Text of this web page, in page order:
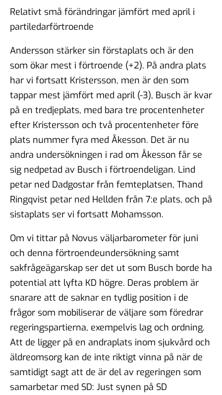
Relativt små förändringar jämfört med april i
partiledarförtroende
Andersson stärker sin förstaplats och är den
som ökar mest i förtroende (+2). På andra plats
har vi fortsatt Kristersson, men är den som
tappar mest jämfört med april (-3), Busch är kvar
på en tredjeplats, med bara tre procentenheter
efter Kristersson och två procentenheter före
plats nummer fyra med Åkesson. Det är nu
andra undersökningen i rad om Åkesson får se
sig nedpetad av Busch i förtroendeligan. Lind
petar ned Dadgostar från femteplatsen, Thand
Ringqvist petar ned Hellden från 7:e plats, och på
sistaplats ser vi fortsatt Mohamsson.
Om vi tittar på Novus väljarbarometer för juni
och denna förtroendeundersökning samt
sakfrågeägarskap ser det ut som Busch borde ha
potential att lyfta KD högre. Deras problem är
snarare att de saknar en tydlig position i de
frågor som mobiliserar de väljare som föredrar
regeringspartierna, exempelvis lag och ordning.
Att de ligger på en andraplats inom sjukvård och
äldreomsorg kan de inte riktigt vinna på när de
samtidigt sagt att de är del av regeringen som
samarbetar med SD: Just synen på SD